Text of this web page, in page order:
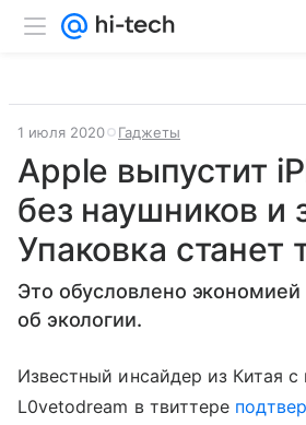
1 июля 2020 Гаджеты
Apple выпустит
без наушников и
Упаковка станет
Это обусловлено экономией
об экологии.
Известный инсайдер из Китая с
L0vetodream в твиттере